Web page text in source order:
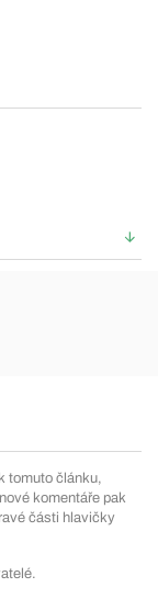
tomuto článku,
komentáře pak
části hlavičky